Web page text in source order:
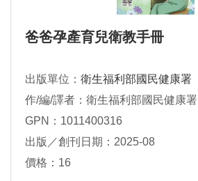
爸爸孕產育兒衛教手冊
出版單位： 衛生福利部國民健康署
作/編/譯者：衛生福利部國民健康署
GPN：1011400316
出版／創刊日期：2025-08
價格：16